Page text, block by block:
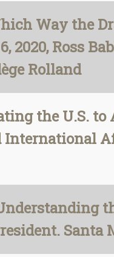
Way the
2020, Ross
Rolland
the U.S.
International
Santa